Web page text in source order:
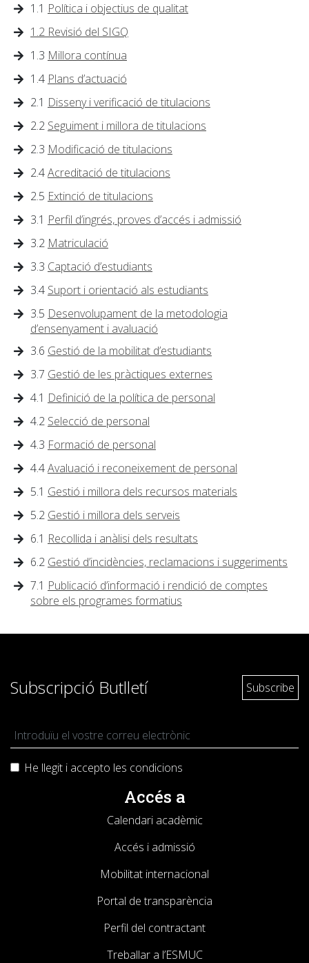
1.1 Política i objectius de qualitat
1.2 Revisió del SIGQ
1.3 Millora contínua
1.4 Plans d’actuació
2.1 Disseny i verificació de titulacions
2.2 Seguiment i millora de titulacions
2.3 Modificació de titulacions
2.4Acreditació de titulacions
2.5 Extinció de titulacions
3.1 Perfil d’ingrés, proves d’accés i admissió
3.2 Matriculació
3.3 Captació d’estudiants
3.4 Suport i orientació als estudiants
3.5 Desenvolupament de la metodologia
d’ensenyament i avaluació
3.6 Gestió de la mobilitat d’estudiants
3.7 Gestió de les pràctiques externes
4.1 Definició de la política de personal
4.2 Selecció de personal
4.3 Formació de personal
4.4Avaluació i reconeixement de personal
5.1 Gestió i millora dels recursos materials
5.2 Gestió i millora dels serveis
6.1 Recollida i anàlisi dels resultats
6.2 Gestió d’incidències, reclamacions i suggeriments
7.1 Publicació d’informació i rendició de comptes
sobre els programes formatius
Subscripció Butlletí
He llegit i accepto les condicions
Accés a
Calendari acadèmic
Accés i admissió
Mobilitat internacional
Portal de transparència
Perfil del contractant
Treballar a l’ESMUC